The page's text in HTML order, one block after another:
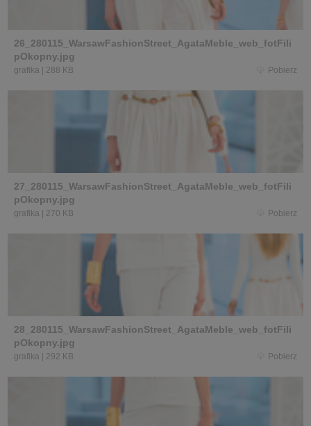
26_280115_WarsawFashionStreet_AgataMeble_web_fotFili
pOkopny.jpg
grafika 288 KB Pobierz
27_280115_WarsawFashionStreet_AgataMeble_web_fotFili
pOkopny.jpg
grafika 270 KB Pobierz
28_280115_WarsawFashionStreet_AgataMeble_web_fotFili
pOkopny.jpg
grafika 292 KB Pobierz